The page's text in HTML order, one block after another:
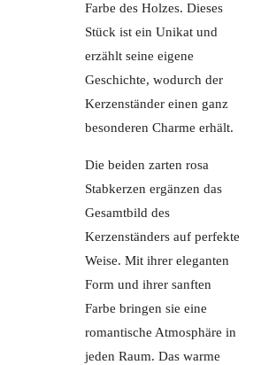
Farbe des Holzes. Dieses
Stück ist ein Unikat und
erzählt seine eigene
Geschichte, wodurch der
Kerzenständer einen ganz
besonderen Charme erhält.
Die beiden zarten rosa
Stabkerzen ergänzen das
Gesamtbild des
Kerzenständers auf perfekte
Weise. Mit ihrer eleganten
Form und ihrer sanften
Farbe bringen sie eine
romantische Atmosphäre in
jeden Raum. Das warme